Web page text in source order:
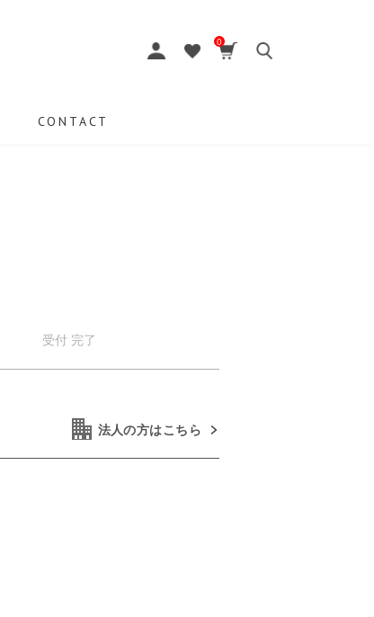
0
CONTACT
受付 完了
法人の方はこちら